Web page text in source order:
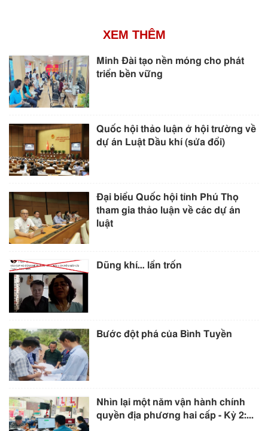
XEM THÊM
Minh Đài tạo nền móng cho phát
triển bền vững
Quốc hội thảo luận ở hội trường về
dự án Luật Dầu khí (sửa đổi)
Đại biểu Quốc hội tỉnh Phú Thọ
tham gia thảo luận về các dự án
luật
Dũng khí… lẩn trốn
Bước đột phá của Bình Tuyền
Nhìn lại một năm vận hành chính
quyền địa phương hai cấp - Kỳ 2:...